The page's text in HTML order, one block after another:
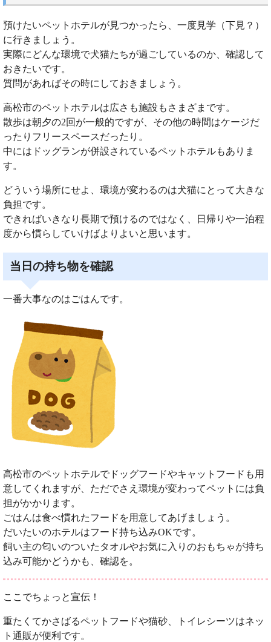
預けたいペットホテルが見つかったら、一度見学（下見？）
に行きましょう。
実際にどんな環境で犬猫たちが過ごしているのか、確認して
おきたいです。
質問があればその時にしておきましょう。
高松市のペットホテルは広さも施設もさまざまです。
散歩は朝夕の2回が一般的ですが、その他の時間はケージだ
ったりフリースペースだったり。
中にはドッグランが併設されているペットホテルもありま
す。
どういう場所にせよ、環境が変わるのは犬猫にとって大きな
負担です。
できればいきなり長期で預けるのではなく、日帰りや一泊程
度から慣らしていけばよりよいと思います。
当日の持ち物を確認
一番大事なのはごはんです。
高松市のペットホテルでドッグフードやキャットフードも用
意してくれますが、ただでさえ環境が変わってペットには負
担がかかります。
ごはんは食べ慣れたフードを用意してあげましょう。
だいたいのホテルはフード持ち込みOKです。
飼い主の匂いのついたタオルやお気に入りのおもちゃが持ち
込み可能かどうかも、確認を。
ここでちょっと宣伝！
重たくてかさばるペットフードや猫砂、トイレシーツはネッ
ト通販が便利です。